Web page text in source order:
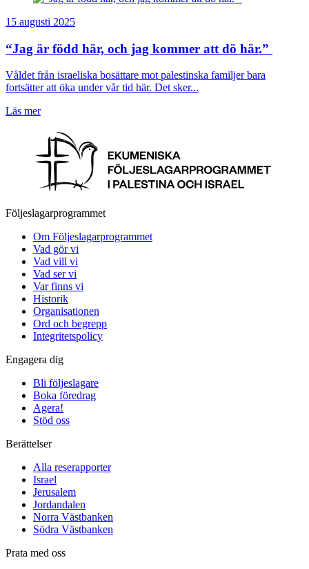
15 augusti 2025
“Jag är född här, och jag kommer att dö här.”
Våldet från israeliska bosättare mot palestinska familjer bara
fortsätter att öka under vår tid här. Det sker...
Läs mer
Följeslagarprogrammet
Om Följeslagarprogrammet
Vad gör vi
Vad vill vi
Vad ser vi
Var finns vi
Historik
Organisationen
Ord och begrepp
Integritetspolicy
Engagera dig
Bli följeslagare
Boka föredrag
Agera!
Stöd oss
Berättelser
Alla reserapporter
Israel
Jerusalem
Jordandalen
Norra Västbanken
Södra Västbanken
Prata med oss